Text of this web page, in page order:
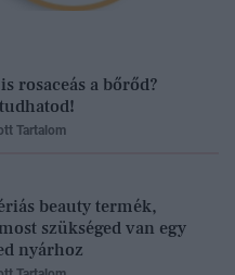
rosaceás a bőrőd?
Tartalom
beauty termék,
szükséged van egy
nyárhoz